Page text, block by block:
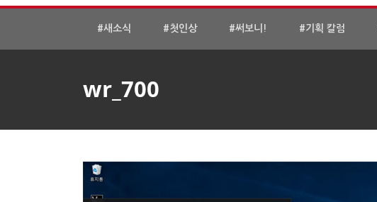
#새소식 #첫인상 #써보니! #기획 칼럼
wr_700